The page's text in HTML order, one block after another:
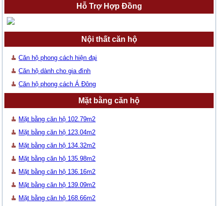
Hỗ Trợ Hợp Đồng
Nội thất căn hộ
Căn hộ phong cách hiện đại
Căn hộ dành cho gia đình
Căn hộ phong cách Á Đông
Mặt bằng căn hộ
Mặt bằng căn hộ 102.79m2
Mặt bằng căn hộ 123.04m2
Mặt bằng căn hộ 134.32m2
Mặt bằng căn hộ 135.98m2
Mặt bằng căn hộ 136.16m2
Mặt bằng căn hộ 139.09m2
Mặt bằng căn hộ 168.66m2